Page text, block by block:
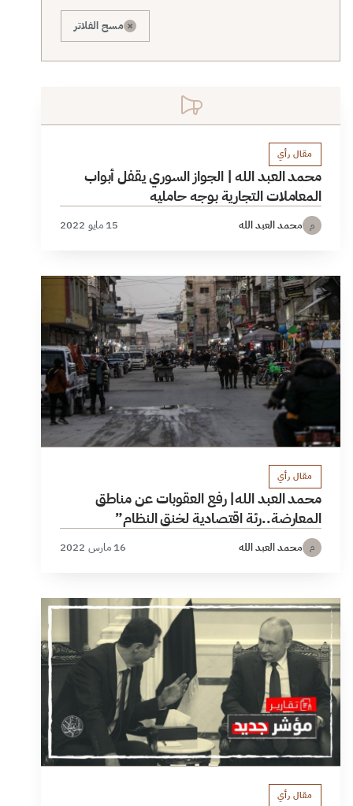
× مسح الفلاتر
مقال رأي
محمد العبد الله | الجواز السوري يقفل أبواب
المعاملات التجارية بوجه حامليه
م محمد العبد الله 15 مايو 2022
مقال رأي
محمد العبد الله| رفع العقوبات عن مناطق
المعارضة..رئة اقتصادية لخنق النظام”
م محمد العبد الله 16 مارس 2022
مقال رأي